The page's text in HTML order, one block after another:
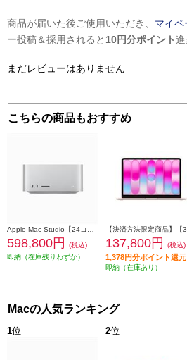
商品が届いた後ご使用いただき、 マイペ
ー投稿＆採用されると 10円分ポイント
まだレビューはありません
こちらの商品もおすすめ
598,800円
(税込)
即納（在庫残りわずか）
137,800円 (税込)
1,378円分ポイント還元
即納（在庫あり）
Macの人気ランキング
1位 2位